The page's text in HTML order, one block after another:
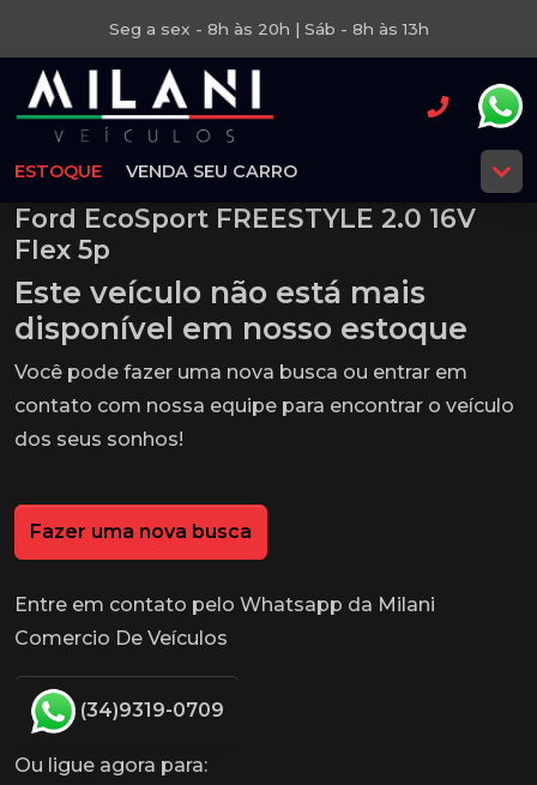
Seg a sex - 8h às 20h | Sáb - 8h às 13h
ESTOQUE VENDA SEU CARRO
Ford EcoSport FREESTYLE 2.0 16V
Flex 5p
Este veículo não está mais
disponível em nosso estoque
Você pode fazer uma nova busca ou entrar em
contato com nossa equipe para encontrar o veículo
dos seus sonhos!
Fazer uma nova busca
Entre em contato pelo Whatsapp da Milani
Comercio De Veículos
(34)9319-0709
Ou ligue agora para: